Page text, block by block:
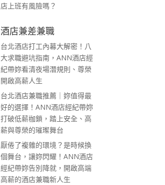
店上班有風險嗎？
酒店兼差兼職
台北酒店打工內幕大解密！八
大求職避坑指南，ANN酒店經
紀帶妳看清夜場潛規則、尊榮
開啟高薪人生
台北酒店兼職推薦｜妳值得最
好的選擇！ANN酒店經紀帶妳
打破低薪枷鎖，踏上安全、高
薪與尊榮的璀璨舞台
厭倦了複雜的環境？是時候換
個舞台，讓妳閃耀！ANN酒店
經紀帶妳告別降就，開啟高端
高薪的酒店兼職新人生